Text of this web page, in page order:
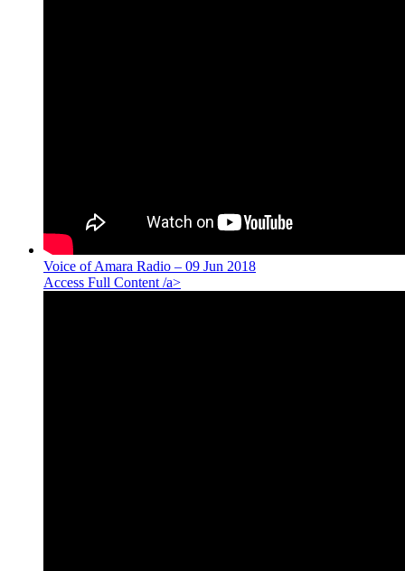
Voice of Amara Radio – 09 Jun 2018
Access Full Content /a>